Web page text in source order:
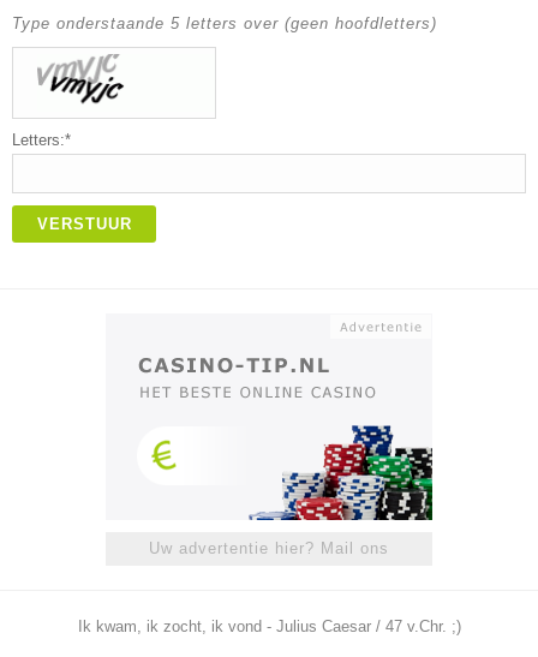
Type onderstaande 5 letters over (geen hoofdletters)
Letters:*
VERSTUUR
Uw advertentie hier? Mail ons
Ik kwam, ik zocht, ik vond - Julius Caesar / 47 v.Chr. ;)